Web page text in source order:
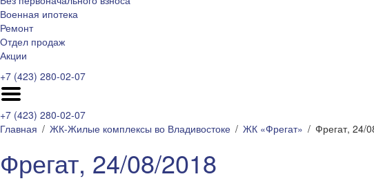
Военная ипотека
Ремонт
Отдел продаж
Акции
+7 (423) 280-02-07
+7 (423) 280-02-07
Главная
ЖК-Жилые комплексы во Владивостоке ЖК «Фрегат» Фрегат, 24/
Фрегат, 24/08/2018